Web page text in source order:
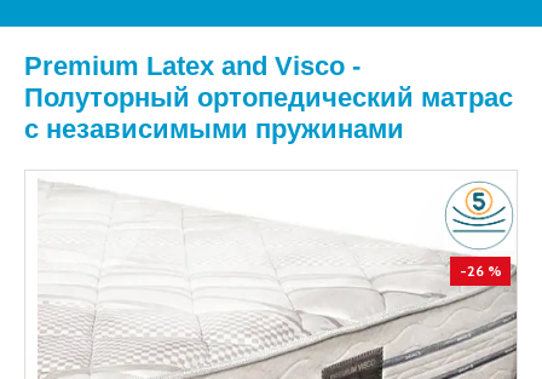
Premium Latex and Visco -
Полуторный ортопедический матрас
с независимыми пружинами
-26 %